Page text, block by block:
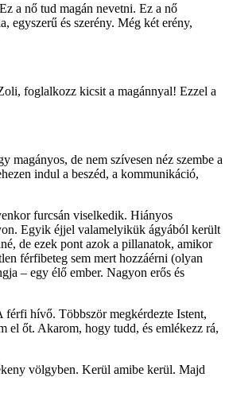
a nő tud magán nevetni. Ez a nő
egyszerű és szerény. Még két erény,
foglalkozz kicsit a magánnyal! Ezzel a
magányos, de nem szívesen néz szembe a
indul a beszéd, a kommunikáció,
furcsán viselkedik. Hiányos
Egyik éjjel valamelyikük ágyából került
de ezek pont azok a pillanatok, amikor
férfibeteg sem mert hozzáérni (olyan
– egy élő ember. Nagyon erős és
hívő. Többször megkérdezte Istent,
el őt. Akarom, hogy tudd, és emlékezz rá,
völgyben. Kerül amibe kerül. Majd